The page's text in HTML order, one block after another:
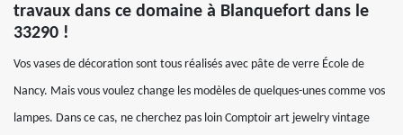
travaux dans ce domaine à Blanquefort dans le
33290 !
Vos vases de décoration sont tous réalisés avec pâte de verre École de
Nancy. Mais vous voulez change les modèles de quelques-unes comme vos
lampes. Dans ce cas, ne cherchez pas loin Comptoir art jewelry vintage